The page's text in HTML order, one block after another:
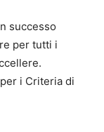
successo
per tutti i
i Criteria di